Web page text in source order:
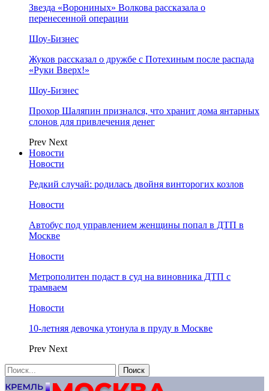
Звезда «Ворониных» Волкова рассказала о
перенесенной операции
Шоу-Бизнес
Жуков рассказал о дружбе с Потехиным после распада
«Руки Вверх!»
Шоу-Бизнес
Прохор Шаляпин признался, что хранит дома янтарных
слонов для привлечения денег
Prev Next
Новости
Новости
Редкий случай: родилась двойня винторогих козлов
Новости
Автобус под управлением женщины попал в ДТП в
Москве
Новости
Метрополитен подаст в суд на виновника ДТП с
трамваем
Новости
10-летняя девочка утонула в пруду в Москве
Prev Next